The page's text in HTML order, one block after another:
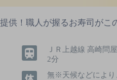
供！職人が握るお寿司がこ
ＪＲ上越線 高崎問
2分
無※天候などにより